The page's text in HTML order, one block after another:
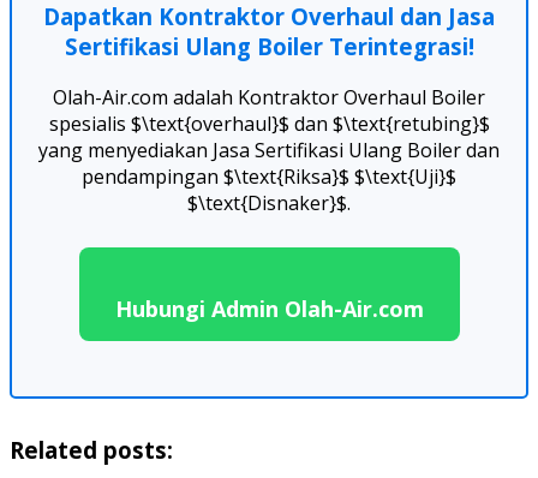
Dapatkan Kontraktor Overhaul dan Jasa
Sertifikasi Ulang Boiler Terintegrasi!
Olah-Air.com adalah Kontraktor Overhaul Boiler
spesialis $\text{overhaul}$ dan $\text{retubing}$
yang menyediakan Jasa Sertifikasi Ulang Boiler dan
pendampingan $\text{Riksa}$ $\text{Uji}$
$\text{Disnaker}$.
Hubungi Admin Olah-Air.com
Related posts: